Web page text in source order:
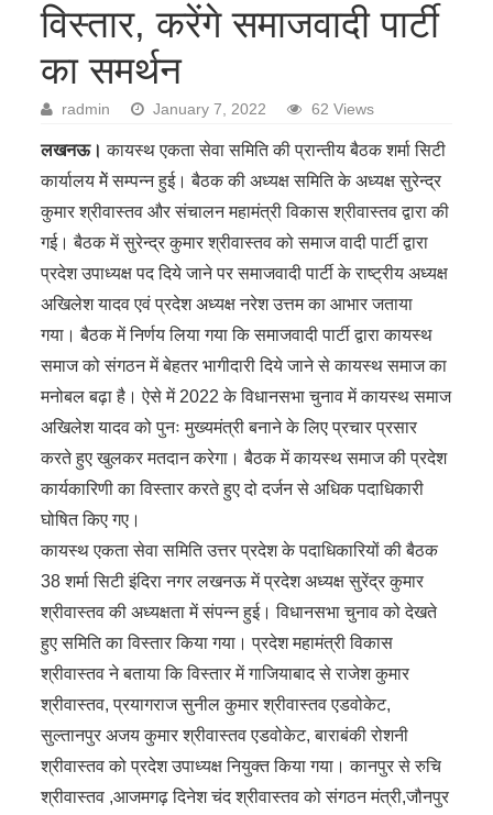
विस्तार, करेंगे समाजवादी पार्टी
का समर्थन
radmin January 7, 2022 62 Views
लखनऊ।कायस्थ एकता सेवा समिति की प्रान्तीय बैठक शर्मा सिटी
कार्यालय मेें सम्पन्न हुई। बैठक की अध्यक्ष समिति के अध्यक्ष सुरेन्द्र
कुमार श्रीवास्तव और संचालन महामंत्री विकास श्रीवास्तव द्वारा की
गई। बैठक में सुरेन्द्र कुमार श्रीवास्तव को समाज वादी पार्टी द्वारा
प्रदेश उपाध्यक्ष पद दिये जाने पर समाजवादी पार्टी के राष्ट्रीय अध्यक्ष
अखिलेश यादव एवं प्रदेश अध्यक्ष नरेश उत्तम का आभार जताया
गया। बैठक में निर्णय लिया गया कि समाजवादी पार्टी द्वारा कायस्थ
समाज को संगठन में बेहतर भागीदारी दिये जाने से कायस्थ समाज का
मनोबल बढ़ा है। ऐसे में 2022 के विधानसभा चुनाव में कायस्थ समाज
अखिलेश यादव को पुनः मुख्यमंत्री बनाने के लिए प्रचार प्रसार
करते हुए खुलकर मतदान करेगा। बैठक में कायस्थ समाज की प्रदेश
कार्यकारिणी का विस्तार करते हुए दो दर्जन से अधिक पदाधिकारी
घोषित किए गए।
कायस्थ एकता सेवा समिति उत्तर प्रदेश के पदाधिकारियों की बैठक
38 शर्मा सिटी इंदिरा नगर लखनऊ में प्रदेश अध्यक्ष सुरेंद्र कुमार
श्रीवास्तव की अध्यक्षता में संपन्न हुई। विधानसभा चुनाव को देखते
हुए समिति का विस्तार किया गया। प्रदेश महामंत्री विकास
श्रीवास्तव ने बताया कि विस्तार में गाजियाबाद से राजेश कुमार
श्रीवास्तव, प्रयागराज सुनील कुमार श्रीवास्तव एडवोकेट,
सुल्तानपुर अजय कुमार श्रीवास्तव एडवोकेट, बाराबंकी रोशनी
श्रीवास्तव को प्रदेश उपाध्यक्ष नियुक्त किया गया। कानपुर से रुचि
श्रीवास्तव ,आजमगढ़ दिनेश चंद श्रीवास्तव को संगठन मंत्री,जौनपुर